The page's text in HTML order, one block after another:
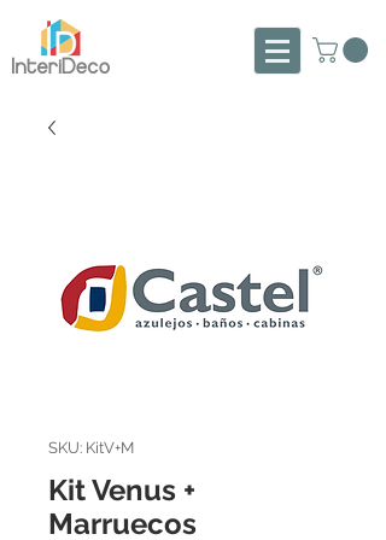
SKU: KitV+M
Kit Venus +
Marruecos